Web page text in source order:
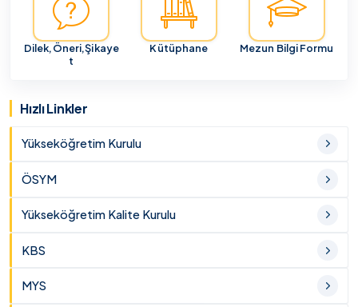
Dilek,Öneri,Şikaye
t
Kütüphane Mezun Bilgi Formu
Hızlı Linkler
Yükseköğretim Kurulu
ÖSYM
Yükseköğretim Kalite Kurulu
KBS
MYS